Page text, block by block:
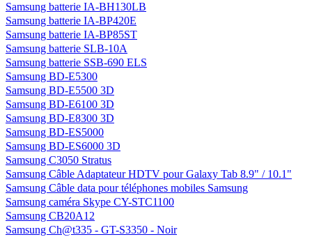
Samsung batterie IA-BH130LB
Samsung batterie IA-BP420E
Samsung batterie IA-BP85ST
Samsung batterie SLB-10A
Samsung batterie SSB-690 ELS
Samsung BD-E5300
Samsung BD-E5500 3D
Samsung BD-E6100 3D
Samsung BD-E8300 3D
Samsung BD-ES5000
Samsung BD-ES6000 3D
Samsung C3050 Stratus
Samsung Câble Adaptateur HDTV pour Galaxy Tab 8.9" / 10.1"
Samsung Câble data pour téléphones mobiles Samsung
Samsung caméra Skype CY-STC1100
Samsung CB20A12
Samsung Ch@t335 - GT-S3350 - Noir